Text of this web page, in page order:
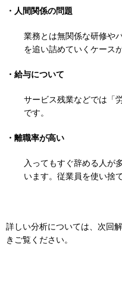
・人間関係の問題
業務とは無関係な研修や
を追い詰めていくケース
・給与について
サービス残業などでは「
です。
・離職率が高い
入ってもすぐ辞める人が
います。従業員を使い捨
詳しい分析については、次回
きご覧ください。